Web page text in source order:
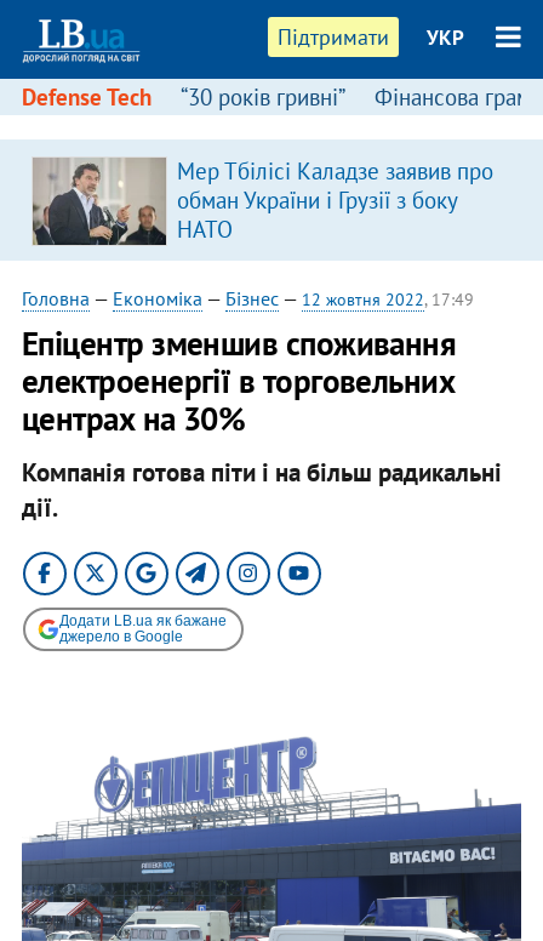
Підтримати УКР
Defense Tech “30 років гривні” Фінансова
Мер Тбілісі Каладзе заявив про
обман України і Грузії з боку
НАТО
Головна — Економіка — Бізнес— 12 жовтня 2022, 17:49
Епіцентр зменшив споживання
електроенергії в торговельних
центрах на 30%
Компанія готова піти і на більш радикальні
дії.
Додати LB.ua як бажане
джерело в Google